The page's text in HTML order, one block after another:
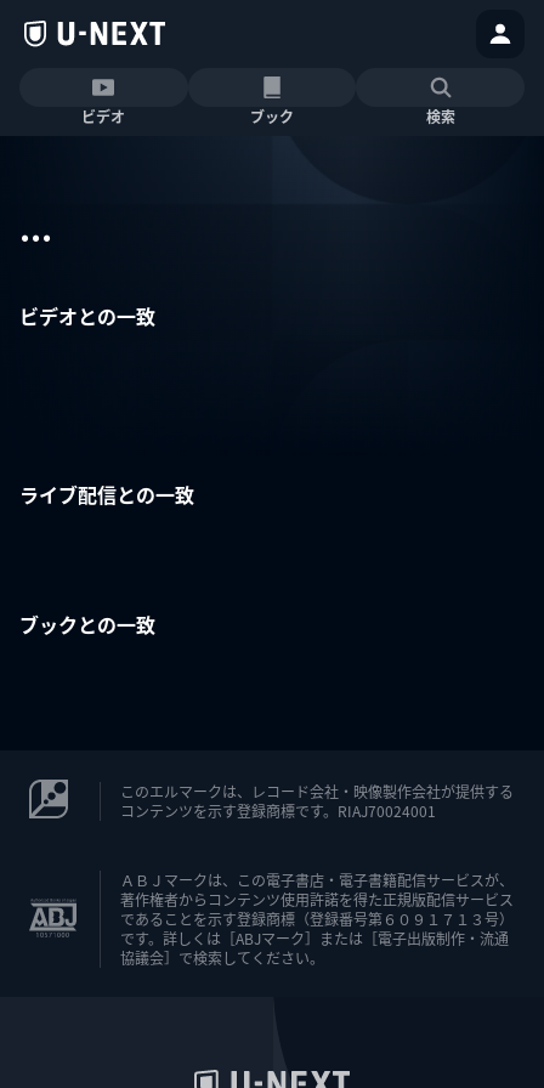
ビデオ ブック 検索
...
ビデオとの一致
ライブ配信との一致
ブックとの一致
このエルマークは、レコード会社・映像製作会社が提供する
コンテンツを示す登録商標です。RIAJ70024001
ＡＢＪマークは、この電子書店・電子書籍配信サービスが、
著作権者からコンテンツ使用許諾を得た正規版配信サービス
であることを示す登録商標（登録番号第６０９１７１３号）
です。詳しくは［ABJマーク］または［電子出版制作・流通
協議会］で検索してください。